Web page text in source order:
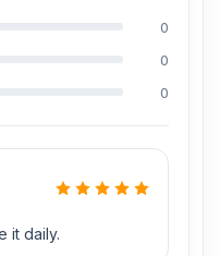
0
0
0
it daily.